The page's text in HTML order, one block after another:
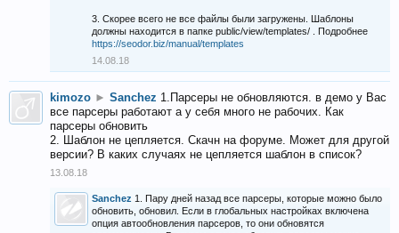
3. Скорее всего не все файлы были загружены. Шаблоны
должны находится в папке public/view/templates/ . Подробнее
https://seodor.biz/manual/templates
14.08.18
kimozo ► Sanchez 1.Парсеры не обновляются. в демо у Вас
все парсеры работают а у себя много не рабочих. Как
парсеры обновить
2. Шаблон не цепляется. Скачн на форуме. Может для другой
версии? В каких случаях не цепляется шаблон в список?
13.08.18
Sanchez 1. Пару дней назад все парсеры, которые можно было
обновить, обновил. Если в глобальных настройках включена
опция автообновления парсеров, то они обновятся